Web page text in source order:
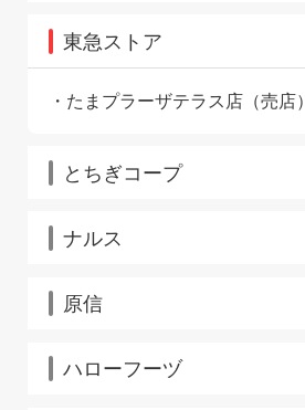
東急ストア
たまプラーザテラス店（売店）
とちぎコープ
ナルス
原信
ハローフーヅ